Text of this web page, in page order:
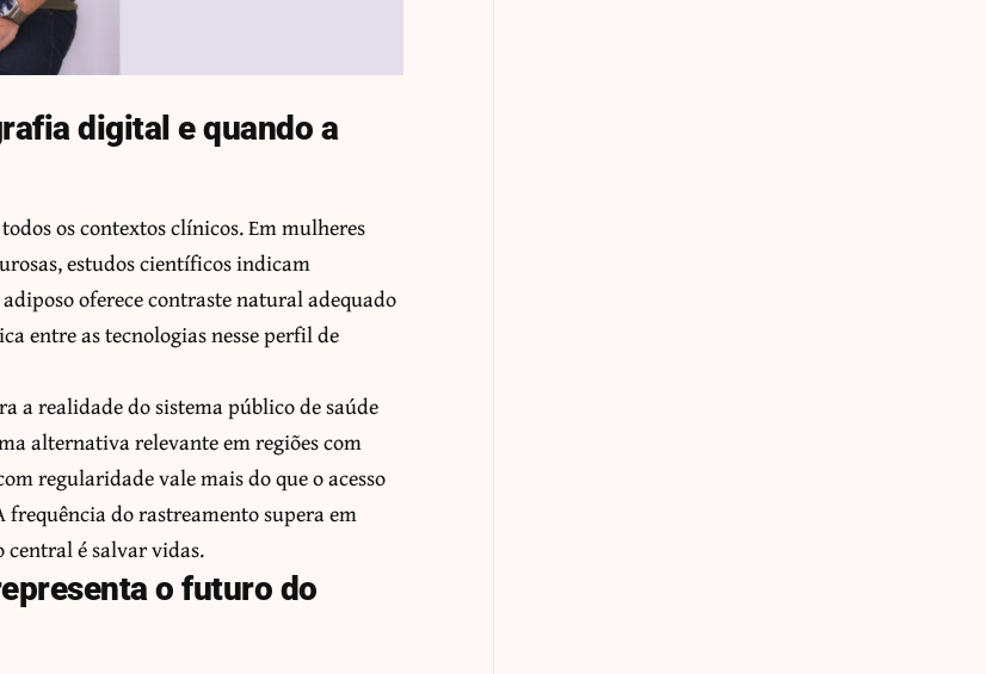
digital e quando a
os contextos clínicos. Em mulheres
estudos científicos indicam
oferece contraste natural adequado
entre as tecnologias nesse perfil de
a realidade do sistema público de saúde
alternativa relevante em regiões com
regularidade vale mais do que o acesso
do rastreamento supera em
é salvar vidas.
o futuro do